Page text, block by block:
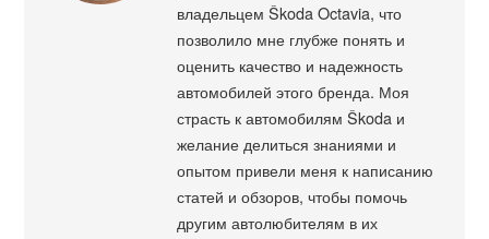
владельцем Škoda Octavia, что
позволило мне глубже понять и
оценить качество и надежность
автомобилей этого бренда. Моя
страсть к автомобилям Škoda и
желание делиться знаниями и
опытом привели меня к написанию
статей и обзоров, чтобы помочь
другим автолюбителям в их